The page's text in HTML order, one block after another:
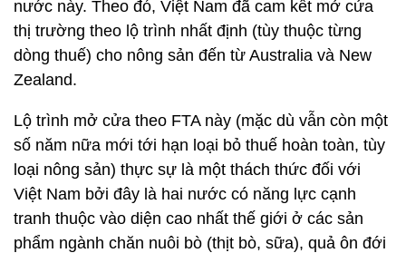
nước này. Theo đó, Việt Nam đã cam kết mở cửa
thị trường theo lộ trình nhất định (tùy thuộc từng
dòng thuế) cho nông sản đến từ Australia và New
Zealand.
Lộ trình mở cửa theo FTA này (mặc dù vẫn còn một
số năm nữa mới tới hạn loại bỏ thuế hoàn toàn, tùy
loại nông sản) thực sự là một thách thức đối với
Việt Nam bởi đây là hai nước có năng lực cạnh
tranh thuộc vào diện cao nhất thế giới ở các sản
phẩm ngành chăn nuôi bò (thịt bò, sữa), quả ôn đới